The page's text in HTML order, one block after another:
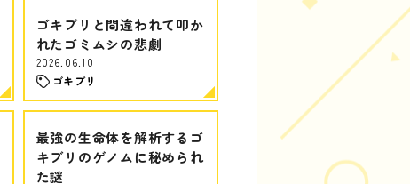
ゴキブリと間違われて叩か
れたゴミムシの悲劇
2026.06.10
ゴキブリ
最強の生命体を解析するゴ
キブリのゲノムに秘められ
た謎